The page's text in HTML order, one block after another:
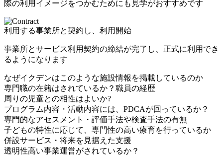
際の利用イメージをつかむためにも見学がおすすめです
利用する事業所と契約し、利用開始
事業所とサービス利用契約の締結が完了し、正式に利用でき
るようになります
なぜイクデンはこのような施設情報を掲載しているのか
専門職の在籍はされているか？職員の経歴
周りの児童との相性はよいか?
プログラム内容・活動内容には、PDCAが回っているか？
専門的なアセスメント・評価手法や検査手法の有無
子どもの特性に応じて、専門性の高い療育を行っているか
併設サービス・将来を見据えた支援
透明性高い事業運営がされているか？